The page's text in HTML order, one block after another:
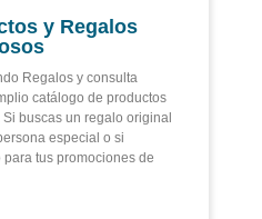
y Regalos
Regalos y consulta
catálogo de productos
buscas un regalo original
especial o si
tus promociones de